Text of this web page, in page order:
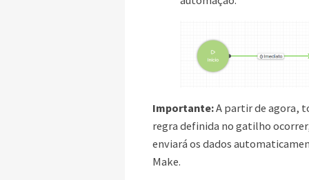
Importante:A partir de agora,
regra definida no gatilho
enviará os dados
Make.